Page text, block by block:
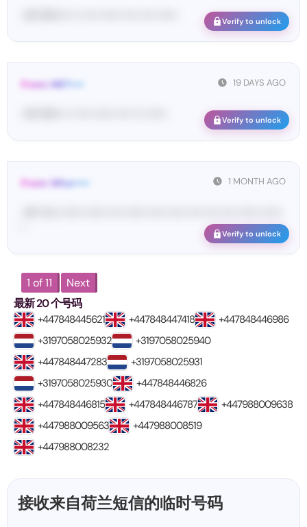
Verify to unlock
19 DAYS AGO
From: MET••••
Verify to unlock
1 MONTH AGO
From: Wha•••••
Verify to unlock
1 of 11
Next
最新 20 个号码
+447848445621 +447848447418
+447848446986
+3197058025932
+3197058025940
+447848447283
+3197058025931
+3197058025930
+447848446826
+447848446815
+447848446787
+447988009638
+447988009563
+447988008519
+447988008232
接收来自荷兰短信的临时号码